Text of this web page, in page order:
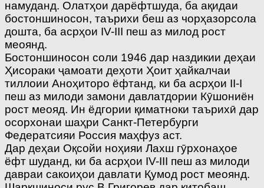
намуданд. Олатҳои дарёфтшуда, ба ақидаи
бостоншиносон, таърихи беш аз чорҳазорсола
дошта, ба асрҳои IV-III пеш аз милод рост
меоянд.
Бостоншиносон соли 1946 дар наздикии деҳаи
Ҳисораки ҷамоати деҳоти Ҳоит ҳайкалчаи
тиллоии Аноҳиторо ёфтанд, ки ба асрҳои II-I
пеш аз милоди замони давлатдории Кӯшониён
рост меояд. Ин ёдгории қиматноки таърихӣ дар
осорхонаи шаҳри Санкт-Петербурги
Федератсияи Россия маҳфуз аст.
Дар деҳаи Оқсойи ноҳияи Лахш гӯрхонаҳое
ёфт шуданд, ки ба асрҳои IV-III пеш аз милоди
давраи сакоиҳои давлати Қумод рост меоянд.